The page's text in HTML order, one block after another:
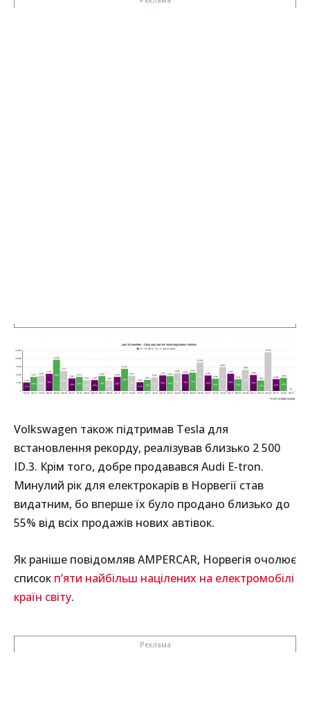
Volkswagen також підтримав Tesla для
встановлення рекорду, реалізував близько 2 500
ID.3. Крім того, добре продавався Audi E-tron.
Минулий рік для електрокарів в Норвегії став
видатним, бо вперше їх було продано близько до
55% від всіх продажів нових автівок.
Як раніше повідомляв AMPERCAR, Норвегія очолює
список п’яти найбільш націлених на електромобілі
країн світу.